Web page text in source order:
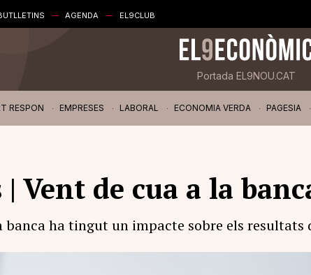
AGENDA EL9CLUB
Portada EL9NOU.CAT
RESPON EMPRESES LABORAL ECONOMIA VERDA PAGESIA
Vent de cua a la
banca ha tingut un impacte sobre els resultats